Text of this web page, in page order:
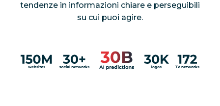
tendenze in informazioni chiare e perseguibili
su cui puoi agire.